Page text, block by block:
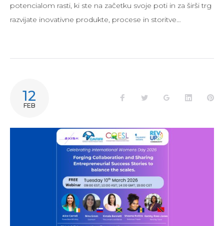
potencialom rasti, ki ste na začetku svoje poti in za širši trg
razvijate inovativne produkte, procese in storitve…
12
FEB